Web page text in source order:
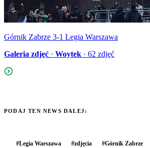
Górnik Zabrze 3-1 Legia Warszawa
Galeria zdjęć · Woytek · 62 zdjęć
PODAJ TEN NEWS DALEJ:
#Legia Warszawa #zdjęcia #Górnik Zabrze